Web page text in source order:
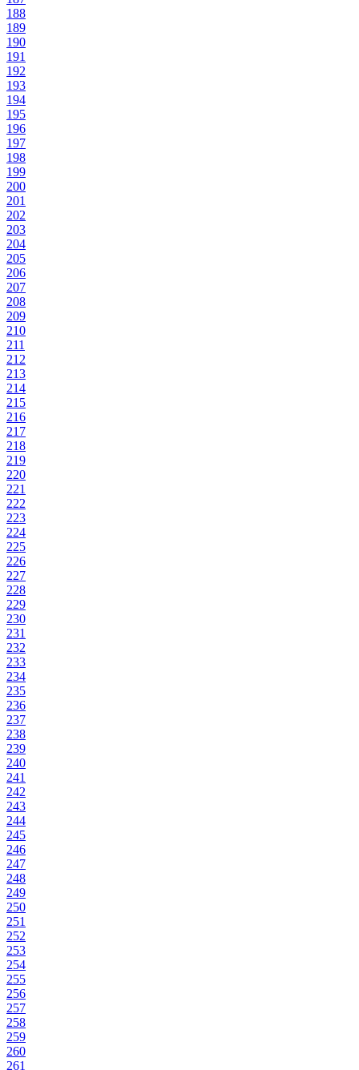
188
189
190
191
192
193
194
195
196
197
198
199
200
201
202
203
204
205
206
207
208
209
210
211
212
213
214
215
216
217
218
219
220
221
222
223
224
225
226
227
228
229
230
231
232
233
234
235
236
237
238
239
240
241
242
243
244
245
246
247
248
249
250
251
252
253
254
255
256
257
258
259
260
261